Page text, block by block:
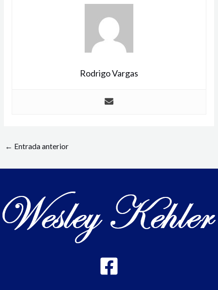
Rodrigo Vargas
← Entrada anterior